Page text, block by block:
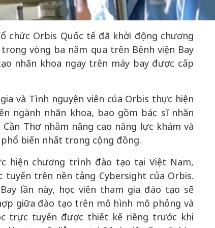
chức Orbis Quốc tế đã khởi động chương
vòng ba năm qua trên Bệnh viện Bay
nhãn khoa ngay trên máy bay được cấp
và Tình nguyện viên của Orbis thực hiện
ngành nhãn khoa, bao gồm bác sĩ nhãn
Thơ nhằm nâng cao năng lực khám và
biến nhất trong cộng đồng.
hiện chương trình đào tạo tại Việt Nam,
trên nền tảng Cybersight của Orbis.
lần này, học viên tham gia đào tạo sẽ
giữa đào tạo trên mô hình mô phỏng và
trực tuyến được thiết kế riêng trước khi
nguồn nội lực văn hóa,
định hình vị thế kiến
tạo | Kỳ 3: Hội nhập
quốc tế bằng bản lĩnh
Việt Nam
50 năm Việt
định hình vị
tạo | Kỳ 1:
hòa bình thể